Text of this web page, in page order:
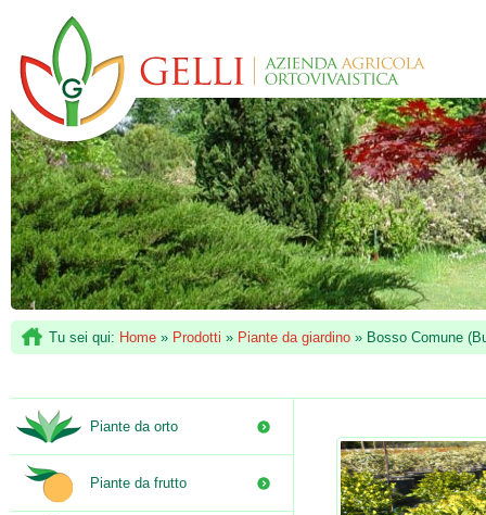
Tu sei qui: Home » Prodotti » Piante da giardino » Bosso Comune
Piante da orto
Piante da frutto